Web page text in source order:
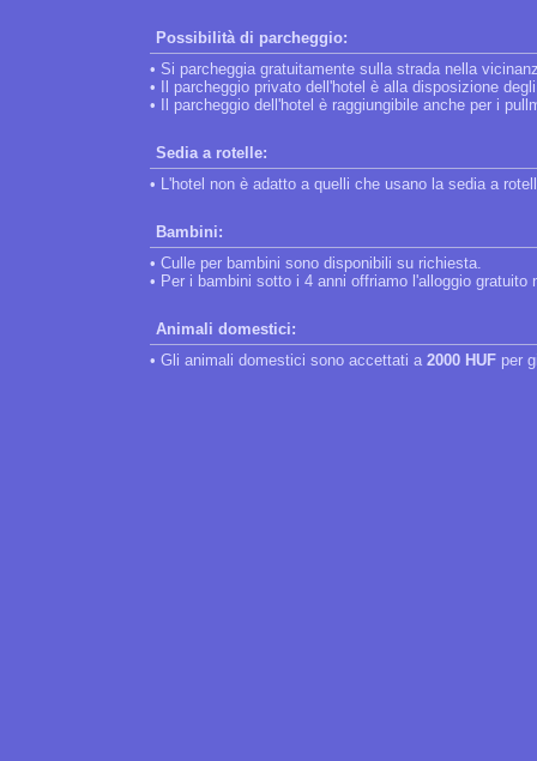
Possibilità di parcheggio:
• Si parcheggia gratuitamente sulla strada nella
• Il parcheggio privato dell'hotel è alla disposizione
• Il parcheggio dell'hotel è raggiungibile anche per i
Sedia a rotelle:
• L'hotel non è adatto a quelli che usano la sedia a
Bambini:
• Culle per bambini sono disponibili su richiesta.
• Per i bambini sotto i 4 anni offriamo l'alloggio gratuito
Animali domestici:
• Gli animali domestici sono accettati a 2000 HUF per